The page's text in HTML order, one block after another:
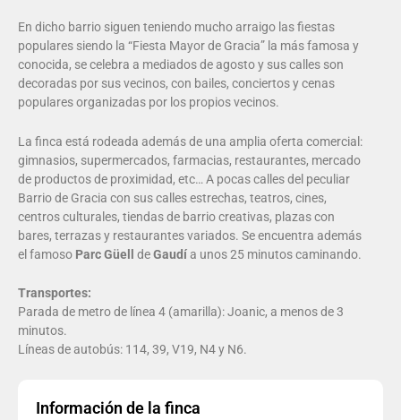
En dicho barrio siguen teniendo mucho arraigo las fiestas
populares siendo la “Fiesta Mayor de Gracia” la más famosa y
conocida, se celebra a mediados de agosto y sus calles son
decoradas por sus vecinos, con bailes, conciertos y cenas
populares organizadas por los propios vecinos.
La finca está rodeada además de una amplia oferta comercial:
gimnasios, supermercados, farmacias, restaurantes, mercado
de productos de proximidad, etc… A pocas calles del peculiar
Barrio de Gracia con sus calles estrechas, teatros, cines,
centros culturales, tiendas de barrio creativas, plazas con
bares, terrazas y restaurantes variados. Se encuentra además
el famoso Parc Güell deGaudía unos 25 minutos caminando.
Transportes:
Parada de metro de línea 4 (amarilla): Joanic, a menos de 3
minutos.
Líneas de autobús: 114, 39, V19, N4 y N6.
Información de la finca